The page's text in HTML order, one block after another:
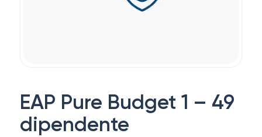
EAP Pure Budget 1 – 49
dipendente